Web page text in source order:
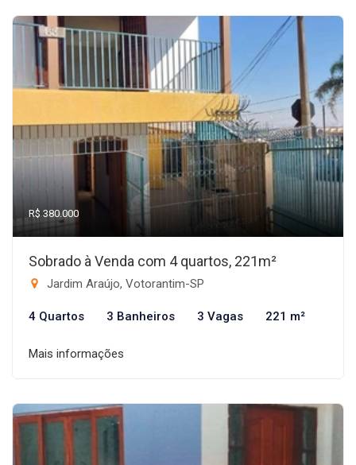
R$ 380.000
Sobrado à Venda com 4 quartos, 221m²
Jardim Araújo, Votorantim-SP
4 Quartos 3 Banheiros 3 Vagas 221 m²
Mais informações